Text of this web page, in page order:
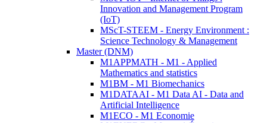
Innovation and Management Program
(IoT)
MScT-STEEM - Energy Environment :
Science Technology & Management
Master (DNM)
M1APPMATH - M1 - Applied
Mathematics and statistics
M1BM - M1 Biomechanics
M1DATAAI - M1 Data AI - Data and
Artificial Intelligence
M1ECO - M1 Economie